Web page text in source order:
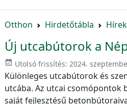
Otthon Hirdetőtábla Hírek
Új utcabútorok a
event_available Utolsó frissítés: 2024.
Különleges utcabútorok és
utcába. Az utcai csomópontok
saját fejlesztésű